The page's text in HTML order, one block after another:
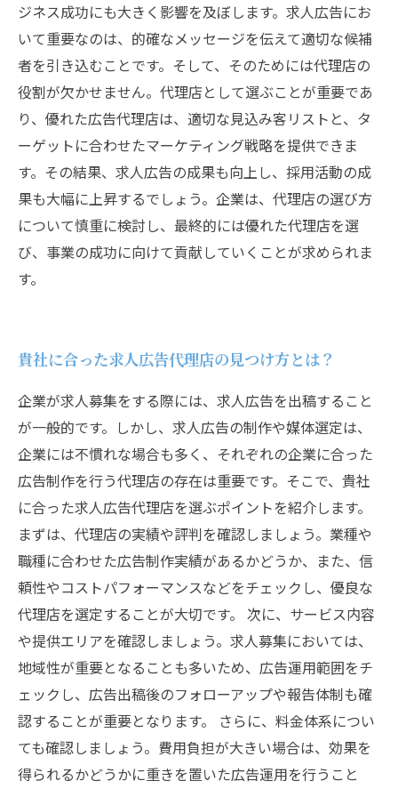
ジネス成功にも大きく影響を及ぼします。求人広告にお
いて重要なのは、的確なメッセージを伝えて適切な候補
者を引き込むことです。そして、そのためには代理店の
役割が欠かせません。代理店として選ぶことが重要であ
り、優れた広告代理店は、適切な見込み客リストと、タ
ーゲットに合わせたマーケティング戦略を提供できま
す。その結果、求人広告の成果も向上し、採用活動の成
果も大幅に上昇するでしょう。企業は、代理店の選び方
について慎重に検討し、最終的には優れた代理店を選
び、事業の成功に向けて貢献していくことが求められま
す。
貴社に合った求人広告代理店の見つけ方とは？
企業が求人募集をする際には、求人広告を出稿すること
が一般的です。しかし、求人広告の制作や媒体選定は、
企業には不慣れな場合も多く、それぞれの企業に合った
広告制作を行う代理店の存在は重要です。そこで、貴社
に合った求人広告代理店を選ぶポイントを紹介します。
まずは、代理店の実績や評判を確認しましょう。業種や
職種に合わせた広告制作実績があるかどうか、また、信
頼性やコストパフォーマンスなどをチェックし、優良な
代理店を選定することが大切です。 次に、サービス内容
や提供エリアを確認しましょう。求人募集においては、
地域性が重要となることも多いため、広告運用範囲をチ
ェックし、広告出稿後のフォローアップや報告体制も確
認することが重要となります。 さらに、料金体系につい
ても確認しましょう。費用負担が大きい場合は、効果を
得られるかどうかに重きを置いた広告運用を行うこと